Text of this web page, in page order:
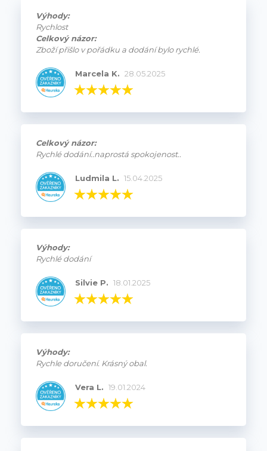
Výhody:
Rychlost
Celkový názor:
Zboží přišlo v pořádku a dodání bylo rychlé.
Marcela K. 28.05.2025
Celkový názor:
Rychlé dodání..naprostá spokojenost..
Ludmila L. 15.04.2025
Výhody:
Rychlé dodání
Silvie P. 18.01.2025
Výhody:
Rychle doručení. Krásný obal.
Vera L. 19.01.2024